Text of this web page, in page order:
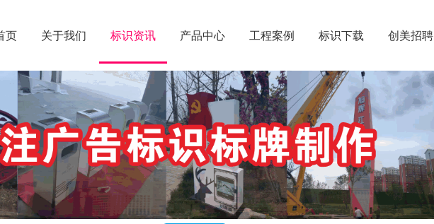
页 关于我们 标识资讯 产品中心 工程案例 标识下载 创美招聘